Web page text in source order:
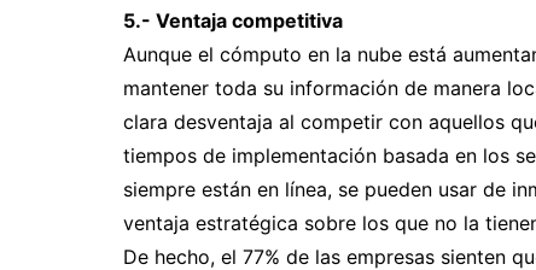
5.- Ventaja competitiva
Aunque el cómputo en la nube está
mantener toda su información de manera
clara desventaja al competir con aquellos
tiempos de implementación basada en los
siempre están en línea, se pueden usar de
ventaja estratégica sobre los que no la
De hecho, el 77% de las empresas sienten